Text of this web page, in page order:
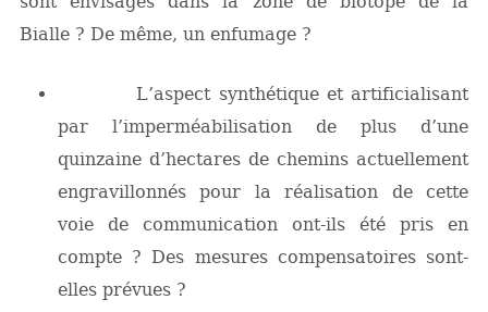
Bialle ? De même, un enfumage ?
L’aspect synthétique et artificialisant
par l’imperméabilisation de plus d’une
quinzaine d’hectares de chemins actuellement
engravillonnés pour la réalisation de cette
voie de communication ont-ils été pris en
compte ? Des mesures compensatoires sont-
elles prévues ?